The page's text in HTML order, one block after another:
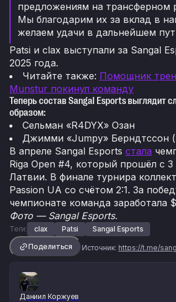
предложениям на трансферном
Мы благодарим их за вклад в
желаем удачи в дальнейшем
Patsi и clax выступали за Sangal
2025 года.
Читайте также: Помощник
Munstur покинул команду
Теперь состав Sangal Esports выглядит
образом:
Сельман «R4DYX» Озан
Джимми «Jumpy» Берндтссон
В апреле Sangal Esports стала
Riga Open #4, который прошёл с 3
Латвии. В финале турнира
Passion UA со счётом 2:1. За
чемпионате команда заработала
Фото — Sangal Esports.
Теги: clax Patsi
Sangal Esports
Поделиться
Источник: https://t.me/
Даниил Коржуев